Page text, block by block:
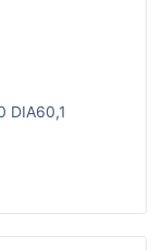
DIA60,1